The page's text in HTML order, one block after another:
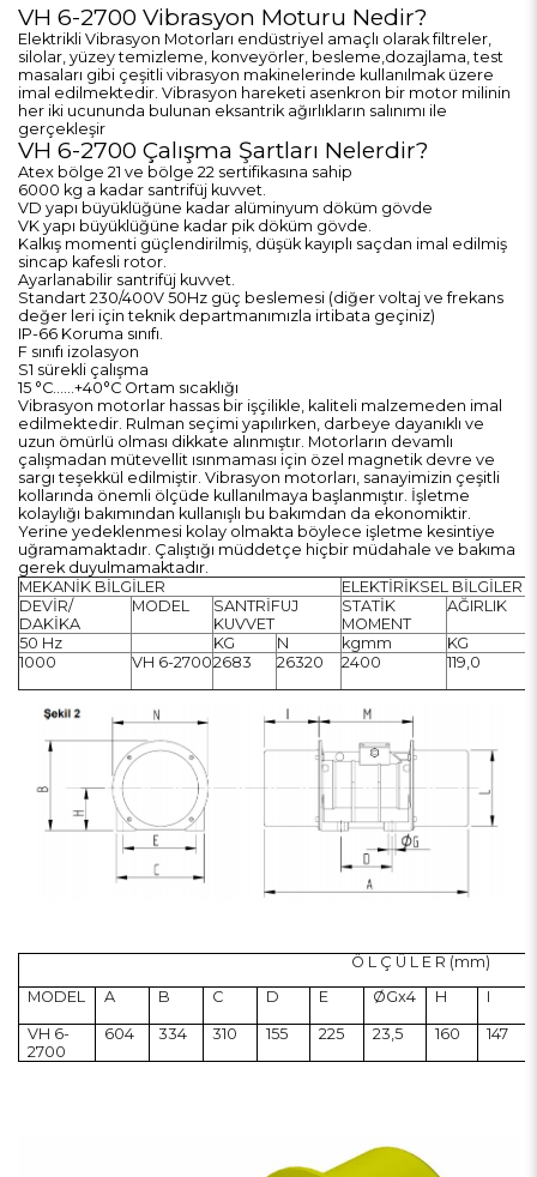
VH 6-2700 Vibrasyon Moturu Nedir?
Elektrikli Vibrasyon Motorları endüstriyel amaçlı olarak filtreler,
silolar, yüzey temizleme, konveyörler, besleme,dozajlama, test
masaları gibi çeşitli vibrasyon makinelerinde kullanılmak üzere
imal edilmektedir. Vibrasyon hareketi asenkron bir motor milinin
her iki ucununda bulunan eksantrik ağırlıkların salınımı ile
gerçekleşir
VH 6-2700 Çalışma Şartları Nelerdir?
Atex bölge 21 ve bölge 22 sertifikasına sahip
6000 kg a kadar santrifüj kuvvet.
VD yapı büyüklüğüne kadar alüminyum döküm gövde
VK yapı büyüklüğüne kadar pik döküm gövde.
Kalkış momenti güçlendirilmiş, düşük kayıplı saçdan imal edilmiş
sincap kafesli rotor.
Ayarlanabilir santrifüj kuvvet.
Standart 230/400V 50Hz güç beslemesi (diğer voltaj ve frekans
değer leri için teknik departmanımızla irtibata geçiniz)
IP-66 Koruma sınıfı.
F sınıfı izolasyon
S1 sürekli çalışma
15 °C……+40°C Ortam sıcaklığı
Vibrasyon motorlar hassas bir işçilikle, kaliteli malzemeden imal
edilmektedir. Rulman seçimi yapılırken, darbeye dayanıklı ve
uzun ömürlü olması dikkate alınmıştır. Motorların devamlı
çalışmadan mütevellit ısınmaması için özel magnetik devre ve
sargı teşekkül edilmiştir. Vibrasyon motorları, sanayimizin çeşitli
kollarında önemli ölçüde kullanılmaya başlanmıştır. İşletme
kolaylığı bakımından kullanışlı bu bakımdan da ekonomiktir.
Yerine yedeklenmesi kolay olmakta böylece işletme kesintiye
uğramamaktadır. Çalıştığı müddetçe hiçbir müdahale ve bakıma
gerek duyulmamaktadır.
MEKANİK BİLGİLER
ELEKTİRİKSEL BİLGİLER
DEVİR/
DAKİKA
MODEL
SANTRİFUJ
KUVVET
STATİK
MOMENT
AĞIRLIK
50 Hz KG N kgmm
KG
1000
VH 6-27002683 26320 2400 119,0
Ö L Ç Ü L E R (mm)
MODEL
A B C D E ØGx4 H I
VH 6-
2700
604 334 310 155 225 23,5 160 147